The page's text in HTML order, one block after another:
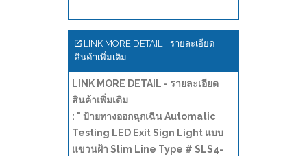
LINK MORE DETAIL - รายละเอียด
สินค้าเพิ่มเติม
LINK MORE DETAIL - รายละเอียด
สินค้าเพิ่มเติม
: " ป้ายทางออกฉุกเฉิน Automatic
Testing LED Exit Sign Light แบบ
แขวนฝ้า Slim Line Type # SLS4-